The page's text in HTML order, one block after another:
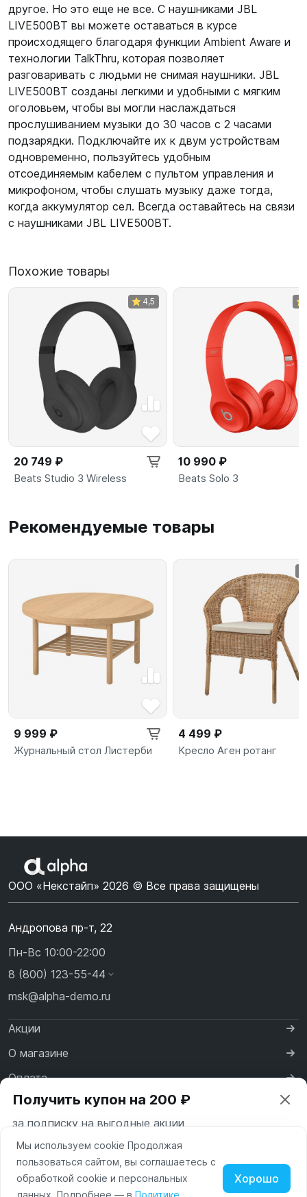
другое. Но это еще не все. С наушниками JBL
LIVE500BT вы можете оставаться в курсе
происходящего благодаря функции Ambient Aware и
технологии TalkThru, которая позволяет
разговаривать с людьми не снимая наушники. JBL
LIVE500BT созданы легкими и удобными с мягким
оголовьем, чтобы вы могли наслаждаться
прослушиванием музыки до 30 часов с 2 часами
подзарядки. Подключайте их к двум устройствам
одновременно, пользуйтесь удобным
отсоединяемым кабелем с пультом управления и
микрофоном, чтобы слушать музыку даже тогда,
когда аккумулятор сел. Всегда оставайтесь на связи
с наушниками JBL LIVE500BT.
Похожие товары
4,5
20 749 ₽
Beats Studio 3 Wireless
10 990 ₽
Beats Solo 3
Рекомендуемые товары
9 999 ₽
Журнальный стол Листерби
4 499 ₽
Кресло Аген ротанг
ООО «Некстайп» 2026 © Все права защищены
Андропова пр-т, 22
Пн-Вс 10:00-22:00
8 (800) 123-55-44
msk@alpha-demo.ru
Акции
О магазине
Оплата
Доставка
Контакты
Получить купон на 200 ₽
за подписку на выгодные акции
Нажимая на кнопку «Подписаться» вы соглашаетесь с
Ваш город —Москва
Московская область
Мы используем cookie Продолжая
пользоваться сайтом, вы соглашаетесь с
обработкой cookie и персональных
данных. Подробнее — в Политике
Хорошо